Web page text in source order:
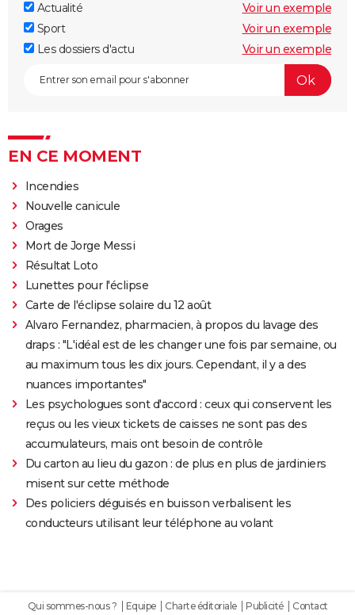
Actualité
Voir un exemple
Sport
Voir un exemple
Les dossiers d'actu
Voir un exemple
EN CE MOMENT
Incendies
Nouvelle canicule
Orages
Mort de Jorge Messi
Résultat Loto
Lunettes pour l'éclipse
Carte de l'éclipse solaire du 12 août
Alvaro Fernandez, pharmacien, à propos du lavage des
draps : "L'idéal est de les changer une fois par semaine, ou
au maximum tous les dix jours. Cependant, il y a des
nuances importantes"
Les psychologues sont d'accord : ceux qui conservent les
reçus ou les vieux tickets de caisses ne sont pas des
accumulateurs, mais ont besoin de contrôle
Du carton au lieu du gazon : de plus en plus de jardiniers
misent sur cette méthode
Des policiers déguisés en buisson verbalisent les
conducteurs utilisant leur téléphone au volant
Qui sommes-nous ? Equipe Charte éditoriale Publicité Contact